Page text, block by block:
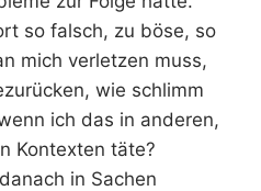
so falsch, zu böse, so
mich verletzen muss,
wie schlimm
ich das in anderen,
Kontexten täte?
in Sachen